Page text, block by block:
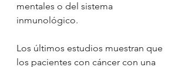
mentales o del sistema
inmunológico.
Los últimos estudios muestran que
los pacientes con cáncer con una